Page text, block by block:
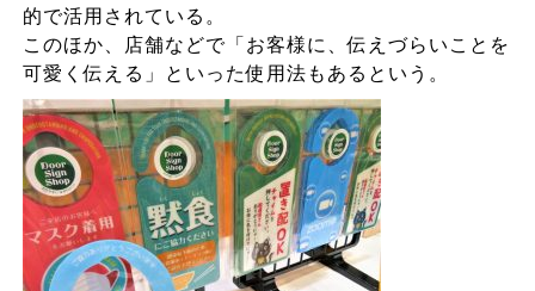
的で活用されている。
このほか、店舗などで「お客様に、伝えづらいことを
可愛く伝える」といった使用法もあるという。